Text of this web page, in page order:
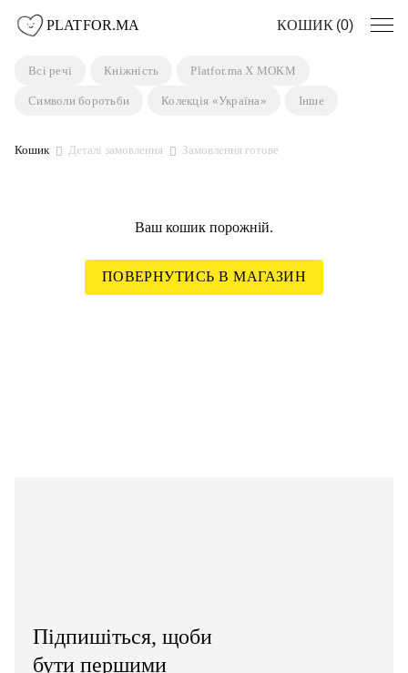
Пропустити
PLATFOR.MA
0
Всі речі Кніжність Platfor.ma X МОКМ
Символи боротьби Колекція «Україна» Інше
Кошик Деталі замовлення Замовлення готове
Ваш кошик порожній.
ПОВЕРНУТИСЬ В МАГАЗИН
Підпишіться, щоби
бути першими